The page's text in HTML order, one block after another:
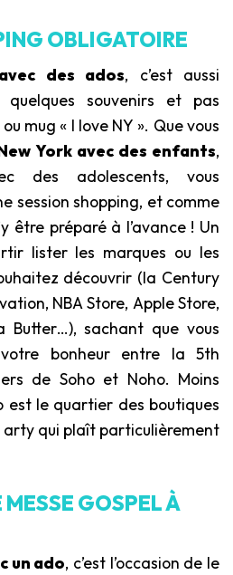
OBLIGATOIRE
des ados, c’est aussi
souvenirs et pas
mug « I love NY ». Que vous
York avec des enfants,
des adolescents, vous
session shopping, et comme
être préparé à l’avance ! Un
lister les marques ou les
découvrir (la Century
NBA Store, Apple Store,
Butter…), sachant que vous
bonheur entre la 5th
de Soho et Noho. Moins
est le quartier des boutiques
arty qui plaît particulièrement
GOSPEL À
un ado, c’est l’occasion de le